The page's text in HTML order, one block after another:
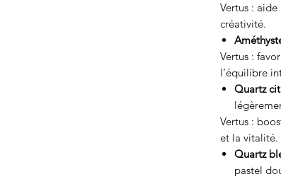
Vertus :
créativité.
Vertus :
l’équilibre
Quartz
Vertus :
et la vitalité.
Quartz
pastel